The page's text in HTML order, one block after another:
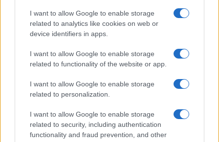
I want to allow Google to enable storage
related to analytics like cookies on web or
device identifiers in apps.
I want to allow Google to enable storage
related to functionality of the website or app.
I want to allow Google to enable storage
related to personalization.
I want to allow Google to enable storage
related to security, including authentication
functionality and fraud prevention, and other
Christmas World a Roma, la Capitale ospiterà il
villaggio natalizio più grande d’Europa